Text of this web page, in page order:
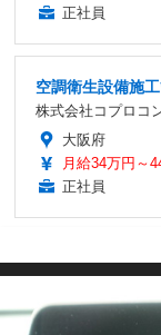
正社員
空調衛生設備施
株式会社コプロコ
大阪府
月給34万円～
正社員